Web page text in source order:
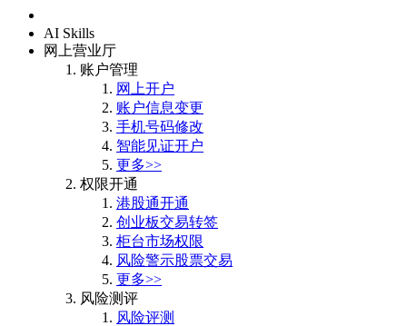
AI Skills
网上营业厅
账户管理
网上开户
账户信息变更
手机号码修改
智能见证开户
更多>>
权限开通
港股通开通
创业板交易转签
柜台市场权限
风险警示股票交易
更多>>
风险测评
风险评测